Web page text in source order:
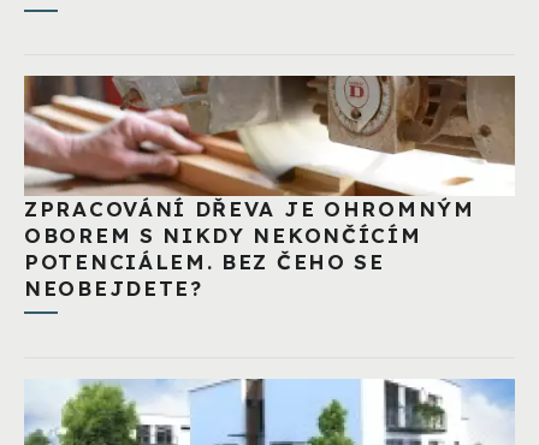
ZPRACOVÁNÍ DŘEVA JE OHROMNÝM
OBOREM S NIKDY NEKONČÍCÍM
POTENCIÁLEM. BEZ ČEHO SE
NEOBEJDETE?